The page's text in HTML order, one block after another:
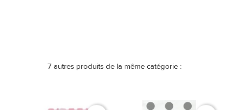
7 autres produits de la même catégorie :